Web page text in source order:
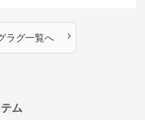
ラグ一覧へ ›
ム